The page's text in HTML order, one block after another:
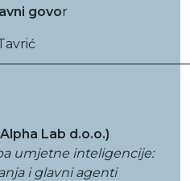
govor
Lab d.o.o.)
umjetne inteligencije:
i glavni agenti